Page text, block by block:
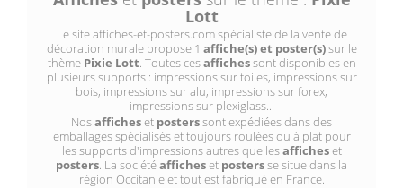
Lott
Le site affiches-et-posters.com spécialiste de la vente de
décoration murale propose 1 affiche(s) et poster(s)sur le
thème Pixie Lott. Toutes cesaffichessont disponibles en
plusieurs supports : impressions sur toiles, impressions sur
bois, impressions sur alu, impressions sur forex,
impressions sur plexiglass...
Nosafficheset posterssont expédiées dans des
emballages spécialisés et toujours roulées ou à plat pour
les supports d'impressions autres que lesafficheset
posters. La sociétéafficheset postersse situe dans la
région Occitanie et tout est fabriqué en France.